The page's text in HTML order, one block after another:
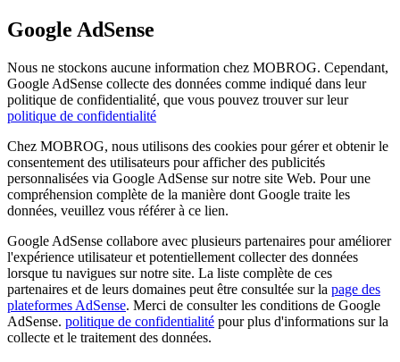
Google AdSense
Nous ne stockons aucune information chez MOBROG. Cependant,
Google AdSense collecte des données comme indiqué dans leur
politique de confidentialité, que vous pouvez trouver sur leur
politique de confidentialité
Chez MOBROG, nous utilisons des cookies pour gérer et obtenir le
consentement des utilisateurs pour afficher des publicités
personnalisées via Google AdSense sur notre site Web. Pour une
compréhension complète de la manière dont Google traite les
données, veuillez vous référer à ce lien.
Google AdSense collabore avec plusieurs partenaires pour améliorer
l'expérience utilisateur et potentiellement collecter des données
lorsque tu navigues sur notre site. La liste complète de ces
partenaires et de leurs domaines peut être consultée sur la page des
plateformes AdSense. Merci de consulter les conditions de Google
AdSense. politique de confidentialité pour plus d'informations sur la
collecte et le traitement des données.